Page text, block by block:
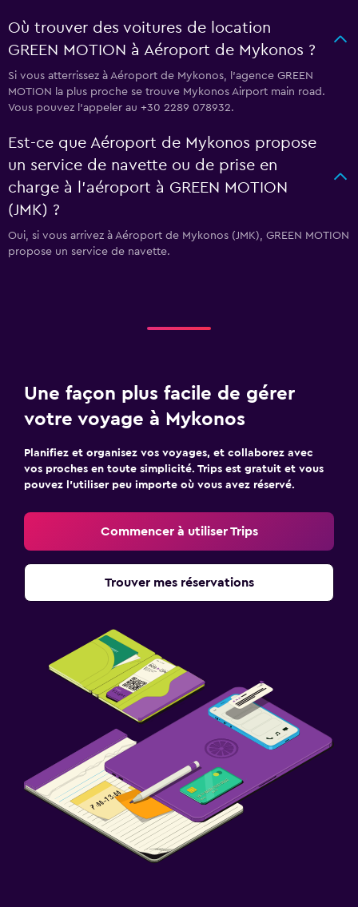
Où trouver des voitures de location
GREEN MOTION à Aéroport de Mykonos ?
Si vous atterrissez à Aéroport de Mykonos, l’agence GREEN
MOTION la plus proche se trouve Mykonos Airport main road.
Vous pouvez l’appeler au +30 2289 078932.
Est-ce que Aéroport de Mykonos propose
un service de navette ou de prise en
charge à l’aéroport à GREEN MOTION
(JMK) ?
Oui, si vous arrivez à Aéroport de Mykonos (JMK), GREEN MOTION
propose un service de navette.
Une façon plus facile de gérer
votre voyage à Mykonos
Planifiez et organisez vos voyages, et collaborez avec
vos proches en toute simplicité. Trips est gratuit et vous
pouvez l’utiliser peu importe où vous avez réservé.
Commencer à utiliser Trips
Trouver mes réservations